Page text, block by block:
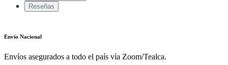
Reseñas
Envío Nacional
Envíos asegurados a todo el país vía Zoom/Tealca.